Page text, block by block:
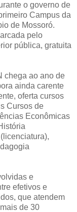
o governo de
Campus da
de Mossoró.
pelo
pública, gratuita
chega ao ano de
ainda carente
oferta cursos
Cursos de
Econômicas
e
efetivos e
que atendem
de 30